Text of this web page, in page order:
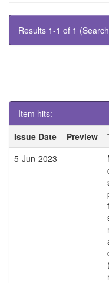
Results 1-1 of 1
Item hits:
Issue Date
Preview
5-Jun-2023